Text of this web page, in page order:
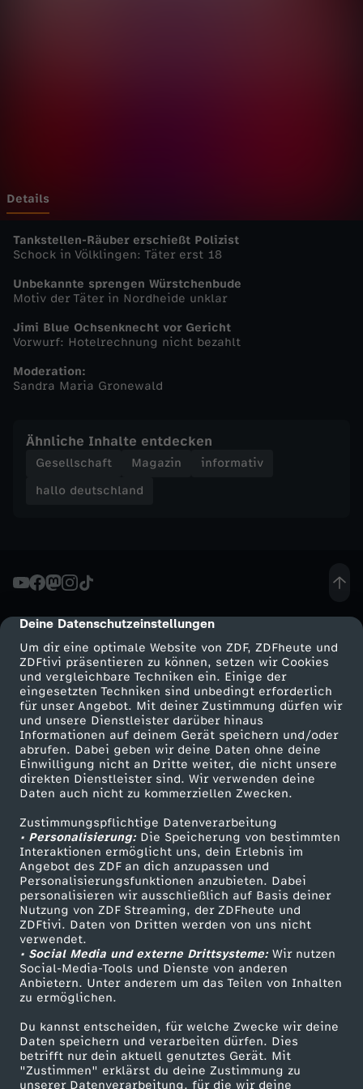
cmp-dialog-description
Deine Datenschutzeinstellungen
Um dir eine optimale Website von ZDF, ZDFheute und
ZDFtivi präsentieren zu können, setzen wir Cookies
und vergleichbare Techniken ein. Einige der
eingesetzten Techniken sind unbedingt erforderlich
für unser Angebot. Mit deiner Zustimmung dürfen wir
und unsere Dienstleister darüber hinaus
Informationen auf deinem Gerät speichern und/oder
abrufen. Dabei geben wir deine Daten ohne deine
Einwilligung nicht an Dritte weiter, die nicht unsere
direkten Dienstleister sind. Wir verwenden deine
Daten auch nicht zu kommerziellen Zwecken.
Zustimmungspflichtige Datenverarbeitung
• Personalisierung:Die Speicherung von bestimmten
Interaktionen ermöglicht uns, dein Erlebnis im
Angebot des ZDF an dich anzupassen und
Personalisierungsfunktionen anzubieten. Dabei
personalisieren wir ausschließlich auf Basis deiner
Nutzung von ZDF Streaming, der ZDFheute und
ZDFtivi. Daten von Dritten werden von uns nicht
verwendet.
• Social Media und externe Drittsysteme:Wir nutzen
Social-Media-Tools und Dienste von anderen
Anbietern. Unter anderem um das Teilen von Inhalten
zu ermöglichen.
Du kannst entscheiden, für welche Zwecke wir deine
Daten speichern und verarbeiten dürfen. Dies
betrifft nur dein aktuell genutztes Gerät. Mit
"Zustimmen" erklärst du deine Zustimmung zu
unserer Datenverarbeitung, für die wir deine
l
a
n
d
h
a
l
d
e
u
t
s
c
h
l
a
n
d
v
o
Details
Tankstellen-Räuber erschießt Polizist
Schock in Völklingen: Täter erst 18
Unbekannte sprengen Würstchenbude
Motiv der Täter in Nordheide unklar
Jimi Blue Ochsenknecht vor Gericht
Vorwurf: Hotelrechnung nicht bezahlt
Moderation:
Sandra Maria Gronewald
Ähnliche Inhalte entdecken
Gesellschaft Magazin
informativ
hallo deutschland
Mehr ZDF
ZDF-Apps
Smart TV
ZDFtext
Livestreams
Sendungen A-Z
TV-Programm
Service
ZDFmitreden
Kontakt zum ZDF
Tickets
Zuschauerservice
Hilfe
ZDF Unternehmen
Karriere
ZDF goes Schule
Werbefernsehen